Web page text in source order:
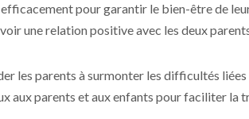
pour garantir le bien-être de
une relation positive avec les deux
les parents à surmonter les difficultés
aux parents et aux enfants pour faciliter la